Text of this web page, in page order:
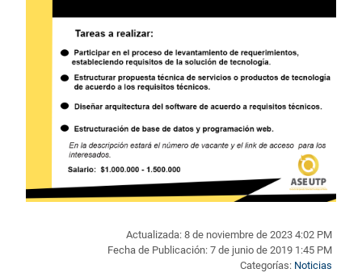
Actualizada: 8 de noviembre de 2023 4:02 PM
Fecha de Publicación: 7 de junio de 2019 1:45 PM
Categorías: Noticias